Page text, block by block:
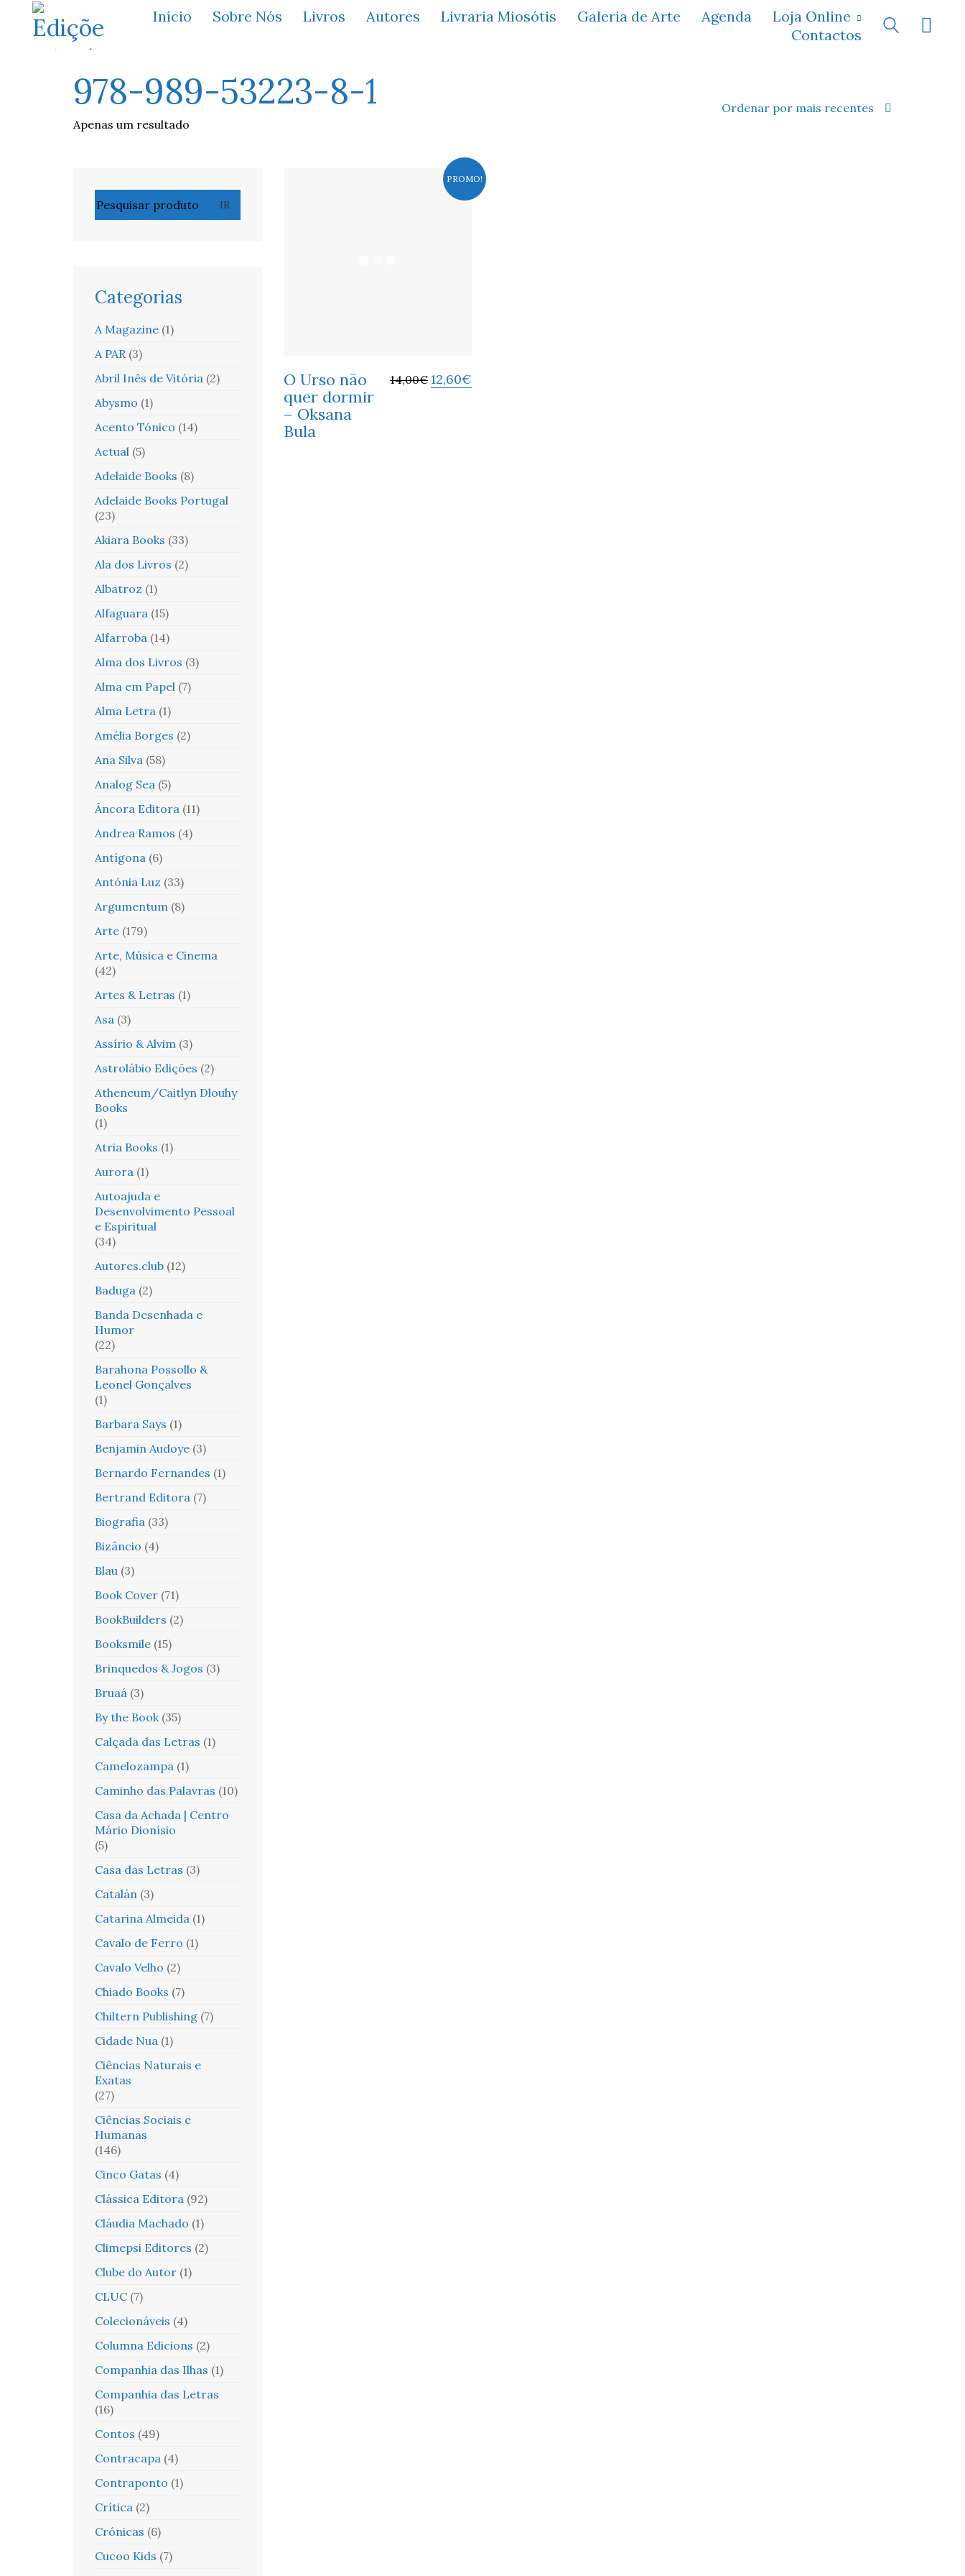
Início Sobre Nós Livros Autores Livraria Miosótis Galeria de Arte Agenda
Loja Online
Contactos
978-989-53223-8-1
Apenas um resultado
Ordenar por mais recentes
PROMO!
O Urso não
quer dormir
– Oksana
Bula
14,00€ 12,60€
por:
IR
Categorias
A Magazine (1)
A PAR (3)
Abril Inês de Vitória (2)
Abysmo (1)
Acento Tónico (14)
Actual (5)
Adelaide Books (8)
Adelaide Books Portugal
(23)
Akiara Books (33)
Ala dos Livros (2)
Albatroz (1)
Alfaguara (15)
Alfarroba (14)
Alma dos Livros (3)
Alma em Papel (7)
Alma Letra (1)
Amélia Borges (2)
Ana Silva (58)
Analog Sea (5)
Âncora Editora (11)
Andrea Ramos (4)
Antígona (6)
Antónia Luz (33)
Argumentum (8)
Arte (179)
Arte, Música e Cinema
(42)
Artes & Letras (1)
Asa (3)
Assírio & Alvim (3)
Astrolábio Edições (2)
Atheneum/Caitlyn Dlouhy
Books
(1)
Atria Books (1)
Aurora (1)
Autoajuda e
Desenvolvimento Pessoal
e Espiritual
(34)
Autores.club (12)
Baduga (2)
Banda Desenhada e
Humor
(22)
Barahona Possollo &
Leonel Gonçalves
(1)
Barbara Says (1)
Benjamin Audoye (3)
Bernardo Fernandes (1)
Bertrand Editora (7)
Biografia (33)
Bizâncio (4)
Blau (3)
Book Cover (71)
BookBuilders (2)
Booksmile (15)
Brinquedos & Jogos (3)
Bruaá (3)
By the Book (35)
Calçada das Letras (1)
Camelozampa (1)
Caminho das Palavras (10)
Casa da Achada | Centro
Mário Dionísio
(5)
Casa das Letras (3)
Catalán (3)
Catarina Almeida (1)
Cavalo de Ferro (1)
Cavalo Velho (2)
Chiado Books (7)
Chiltern Publishing (7)
Cidade Nua (1)
Ciências Naturais e
Exatas
(27)
Ciências Sociais e
Humanas
(146)
Cinco Gatas (4)
Clássica Editora (92)
Cláudia Machado (1)
Climepsi Editores (2)
Clube do Autor (1)
CLUC (7)
Colecionáveis (4)
Columna Edicions (2)
Companhia das Ilhas (1)
Companhia das Letras
(16)
Contos (49)
Contracapa (4)
Contraponto (1)
Crítica (2)
Crónicas (6)
Cucoo Kids (7)